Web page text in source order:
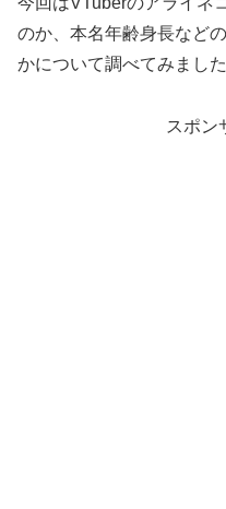
のか、本名年齢身長など
かについて調べてみました
スポン